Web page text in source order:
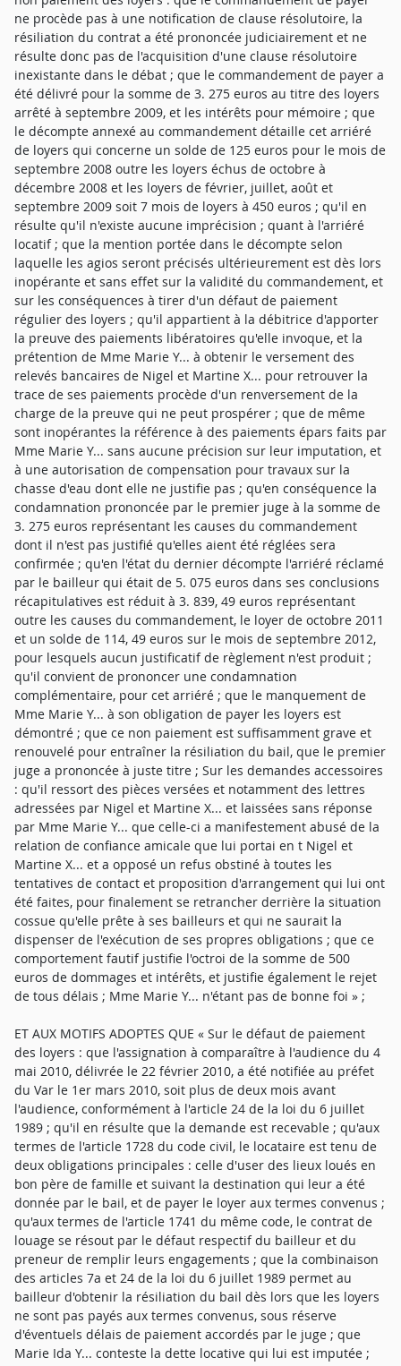
ne procède pas à une notification de clause résolutoire, la
résiliation du contrat a été prononcée judiciairement et ne
résulte donc pas de l'acquisition d'une clause résolutoire
inexistante dans le débat ; que le commandement de payer a
été délivré pour la somme de 3. 275 euros au titre des loyers
arrêté à septembre 2009, et les intérêts pour mémoire ; que
le décompte annexé au commandement détaille cet arriéré
de loyers qui concerne un solde de 125 euros pour le mois de
septembre 2008 outre les loyers échus de octobre à
décembre 2008 et les loyers de février, juillet, août et
septembre 2009 soit 7 mois de loyers à 450 euros ; qu'il en
résulte qu'il n'existe aucune imprécision ; quant à l'arriéré
locatif ; que la mention portée dans le décompte selon
laquelle les agios seront précisés ultérieurement est dès lors
inopérante et sans effet sur la validité du commandement, et
sur les conséquences à tirer d'un défaut de paiement
régulier des loyers ; qu'il appartient à la débitrice d'apporter
la preuve des paiements libératoires qu'elle invoque, et la
prétention de Mme Marie Y... à obtenir le versement des
relevés bancaires de Nigel et Martine X... pour retrouver la
trace de ses paiements procède d'un renversement de la
charge de la preuve qui ne peut prospérer ; que de même
sont inopérantes la référence à des paiements épars faits par
Mme Marie Y... sans aucune précision sur leur imputation, et
à une autorisation de compensation pour travaux sur la
chasse d'eau dont elle ne justifie pas ; qu'en conséquence la
condamnation prononcée par le premier juge à la somme de
3. 275 euros représentant les causes du commandement
dont il n'est pas justifié qu'elles aient été réglées sera
confirmée ; qu'en l'état du dernier décompte l'arriéré réclamé
par le bailleur qui était de 5. 075 euros dans ses conclusions
récapitulatives est réduit à 3. 839, 49 euros représentant
outre les causes du commandement, le loyer de octobre 2011
et un solde de 114, 49 euros sur le mois de septembre 2012,
pour lesquels aucun justificatif de règlement n'est produit ;
qu'il convient de prononcer une condamnation
complémentaire, pour cet arriéré ; que le manquement de
Mme Marie Y... à son obligation de payer les loyers est
démontré ; que ce non paiement est suffisamment grave et
renouvelé pour entraîner la résiliation du bail, que le premier
juge a prononcée à juste titre ; Sur les demandes accessoires
: qu'il ressort des pièces versées et notamment des lettres
adressées par Nigel et Martine X... et laissées sans réponse
par Mme Marie Y... que celle-ci a manifestement abusé de la
relation de confiance amicale que lui portai en t Nigel et
Martine X... et a opposé un refus obstiné à toutes les
tentatives de contact et proposition d'arrangement qui lui ont
été faites, pour finalement se retrancher derrière la situation
cossue qu'elle prête à ses bailleurs et qui ne saurait la
dispenser de l'exécution de ses propres obligations ; que ce
comportement fautif justifie l'octroi de la somme de 500
euros de dommages et intérêts, et justifie également le rejet
de tous délais ; Mme Marie Y... n'étant pas de bonne foi » ;
ET AUX MOTIFS ADOPTES QUE « Sur le défaut de paiement
des loyers : que l'assignation à comparaître à l'audience du 4
mai 2010, délivrée le 22 février 2010, a été notifiée au préfet
du Var le 1er mars 2010, soit plus de deux mois avant
l'audience, conformément à l'article 24 de la loi du 6 juillet
1989 ; qu'il en résulte que la demande est recevable ; qu'aux
termes de l'article 1728 du code civil, le locataire est tenu de
deux obligations principales : celle d'user des lieux loués en
bon père de famille et suivant la destination qui leur a été
donnée par le bail, et de payer le loyer aux termes convenus ;
qu'aux termes de l'article 1741 du même code, le contrat de
louage se résout par le défaut respectif du bailleur et du
preneur de remplir leurs engagements ; que la combinaison
des articles 7a et 24 de la loi du 6 juillet 1989 permet au
bailleur d'obtenir la résiliation du bail dès lors que les loyers
ne sont pas payés aux termes convenus, sous réserve
d'éventuels délais de paiement accordés par le juge ; que
Marie Ida Y... conteste la dette locative qui lui est imputée ;